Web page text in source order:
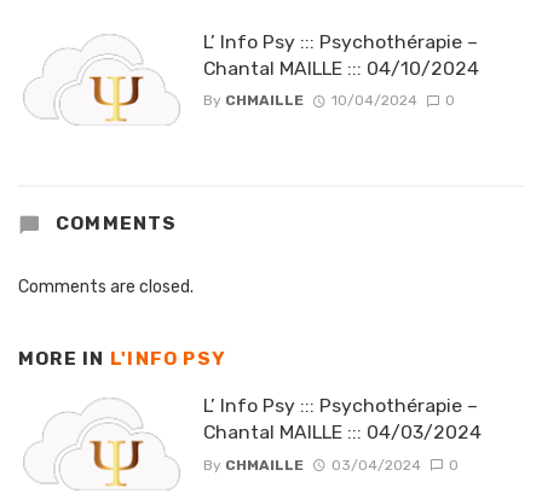
L’ Info Psy ::: Psychothérapie –
Chantal MAILLE ::: 04/10/2024
By CHMAILLE 10/04/2024 0
COMMENTS
Comments are closed.
MORE IN L'INFO PSY
L’ Info Psy ::: Psychothérapie –
Chantal MAILLE ::: 04/03/2024
By CHMAILLE 03/04/2024 0